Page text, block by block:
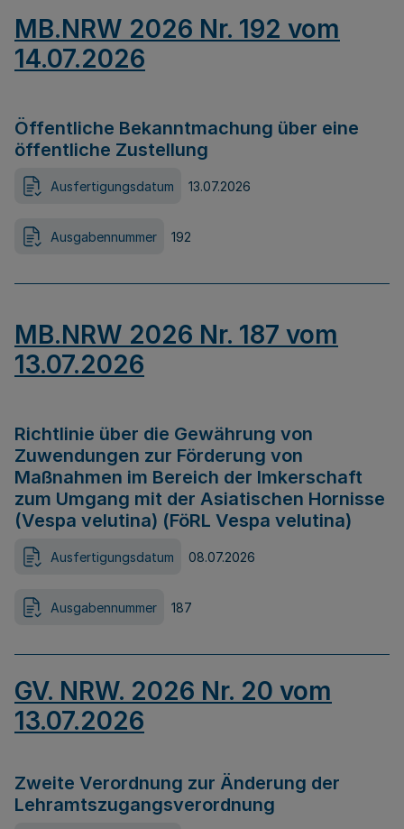
MB.NRW 2026 Nr. 192 vom
14.07.2026
Öffentliche Bekanntmachung über eine
öffentliche Zustellung
Ausfertigungsdatum 13.07.2026
Ausgabennummer 192
MB.NRW 2026 Nr. 187 vom
13.07.2026
Richtlinie über die Gewährung von
Zuwendungen zur Förderung von
Maßnahmen im Bereich der Imkerschaft
zum Umgang mit der Asiatischen Hornisse
(Vespa velutina) (FöRL Vespa velutina)
Ausfertigungsdatum 08.07.2026
Ausgabennummer 187
GV. NRW. 2026 Nr. 20 vom
13.07.2026
Zweite Verordnung zur Änderung der
Lehramtszugangsverordnung